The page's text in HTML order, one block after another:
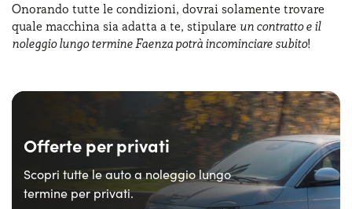
Onorando tutte le condizioni, dovrai solamente trovare
quale macchina sia adatta a te, stipulare un contratto e il
noleggio lungo termine Faenza potrà incominciare subito!
Offerte per privati
Scopri tutte le auto a noleggio lungo
termine per privati.